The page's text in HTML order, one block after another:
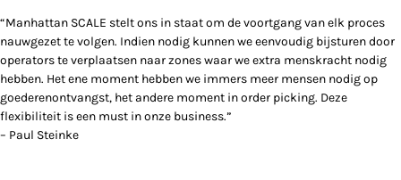
“Manhattan SCALE stelt ons in staat om de voortgang van elk proces
nauwgezet te volgen. Indien nodig kunnen we eenvoudig bijsturen door
operators te verplaatsen naar zones waar we extra menskracht nodig
hebben. Het ene moment hebben we immers meer mensen nodig op
goederenontvangst, het andere moment in order picking. Deze
flexibiliteit is een must in onze business.”
– Paul Steinke